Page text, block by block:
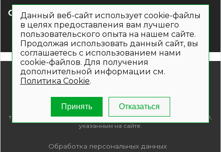
СОЦ СЕТИ
© 2019- 2026. Общество с ограниченной ответственностью
характер и не является публичной офертой. Для получения
подробной информации о наличии и стоимости указанных
товаров и (или) услуг , пожалуйста, обращайтесь по телефонам,
указанным на сайте.
Обработка персональных данных
Данный веб-сайт использует cookie-файлы
в целях предоставления вам лучшего
пользовательского опыта на нашем сайте.
Продолжая использовать данный сайт, вы
соглашаетесь с использованием нами
cookie-файлов. Для получения
дополнительной информации см.
Политика Cookie.
Принять Отказаться